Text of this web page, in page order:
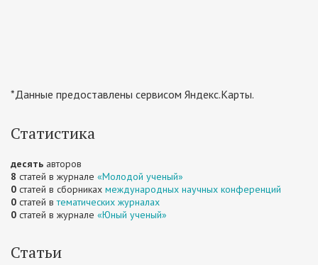
*Данные предоставлены сервисом Яндекс.Карты.
Статистика
десять авторов
8 статей в журнале «Молодой ученый»
0 статей в сборниках международных научных конференций
0 статей втематических журналах
0 статей в журнале «Юный ученый»
Статьи